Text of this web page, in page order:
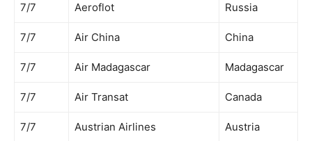
7/7 Aeroflot Russia
7/7 Air China China
7/7 Air Madagascar Madagascar
7/7 Air Transat Canada
7/7 Austrian Airlines Austria